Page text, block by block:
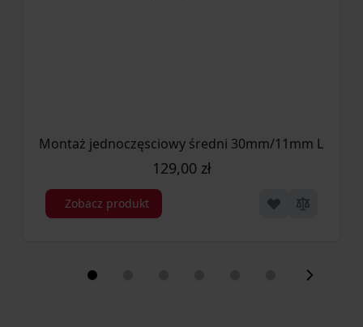
Montaż jednoczęsciowy średni 30mm/11mm
129,00 zł
Zobacz produkt